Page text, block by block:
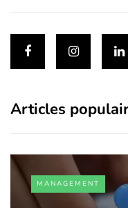
Articles
MANAGEMENT